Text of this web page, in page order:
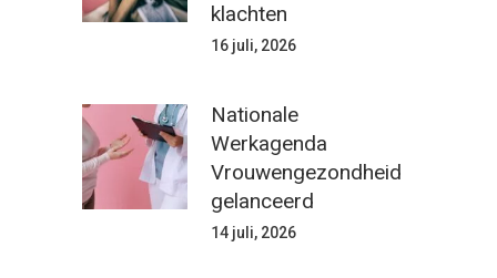
klachten
16 juli, 2026
Nationale
Werkagenda
Vrouwengezondheid
gelanceerd
14 juli, 2026